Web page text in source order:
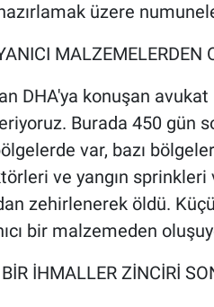
üzere
MALZEMELERDEN
DHA'ya konuşan
Burada 450 gün
var, bazı
ve yangın sprinkleri
zehirlenerek öldü.
bir malzemeden
İHMALLER ZİNCİRİ